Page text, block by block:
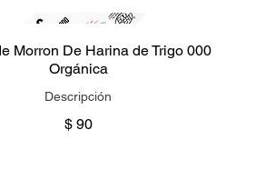
Morron De Harina de Trigo 000
Orgánica
Descripción
$ 90